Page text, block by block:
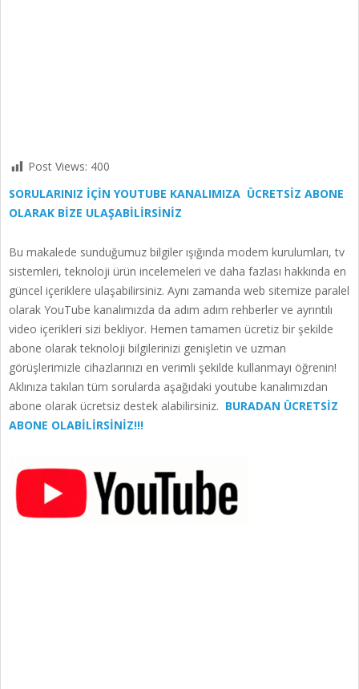
Post Views: 400
SORULARINIZ İÇİN YOUTUBE KANALIMIZA ÜCRETSİZ ABONE
OLARAK BİZE ULAŞABİLİRSİNİZ
Bu makalede sunduğumuz bilgiler ışığında modem kurulumları, tv
sistemleri, teknoloji ürün incelemeleri ve daha fazlası hakkında en
güncel içeriklere ulaşabilirsiniz. Aynı zamanda web sitemize paralel
olarak YouTube kanalımızda da adım adım rehberler ve ayrıntılı
video içerikleri sizi bekliyor. Hemen tamamen ücretiz bir şekilde
abone olarak teknoloji bilgilerinizi genişletin ve uzman
görüşlerimizle cihazlarınızı en verimli şekilde kullanmayı öğrenin!
Aklınıza takılan tüm sorularda aşağıdaki youtube kanalımızdan
abone olarak ücretsiz destek alabilirsiniz. BURADAN ÜCRETSİZ
ABONE OLABİLİRSİNİZ!!!